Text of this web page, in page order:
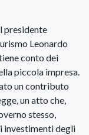
presidente
Leonardo
conto dei
piccola impresa.
un contributo
un atto che,
stesso,
investimenti degli